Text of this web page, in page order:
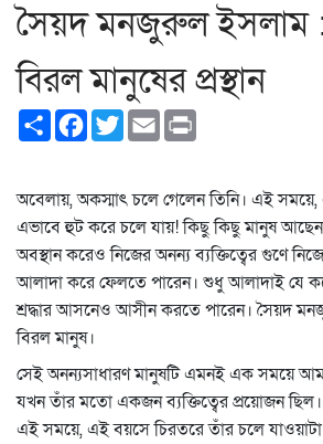
সৈয়দ মনজুরুল
বিরল মানুষের প্রস্থান
ShareFacebook
TwitterEmail
অবেলায়, অকস্মাৎ চলে গেলেন তিনি। এই
এভাবে হুট করে চলে যায়! কিছু কিছু মানুষ আছেন
অবস্থান করেও নিজের অনন্য ব্যক্তিত্বের গুণে
আলাদা করে ফেলতে পারেন। শুধু আলাদাই যে
শ্রদ্ধার আসনেও আসীন করতে পারেন। সৈয়দ
বিরল মানুষ।
সেই অনন্যসাধারণ মানুষটি এমনই এক সময়ে
যখন তাঁর মতো একজন ব্যক্তিত্বের প্রয়োজন
এই সময়ে, এই বয়সে চিরতরে তাঁর চলে